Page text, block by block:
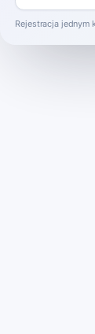
Rejestracja jednym